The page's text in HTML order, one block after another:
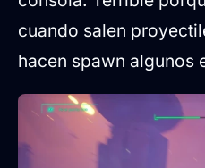
cuando salen
hacen spawn algunos